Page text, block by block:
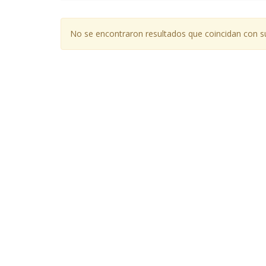
No se encontraron resultados que coincidan con